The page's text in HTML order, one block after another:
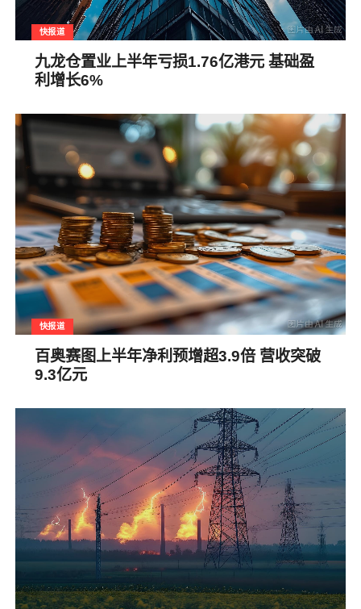
快报道
九龙仓置业上半年亏损1.76亿港元 基础盈
利增长6%
快报道
百奥赛图上半年净利预增超3.9倍 营收突破
9.3亿元